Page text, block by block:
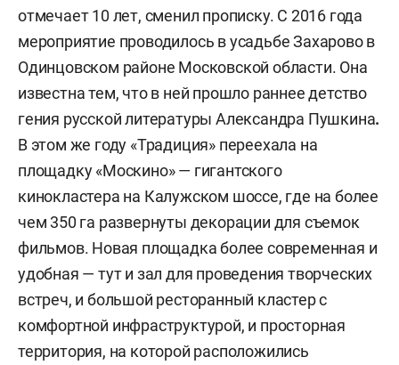
отмечает 10 лет, сменил прописку. С 2016 года
мероприятие проводилось в усадьбе Захарово в
Одинцовском районе Московской области. Она
известна тем, что в ней прошло раннее детство
гения русской литературы Александра Пушкина.
В этом же году «Традиция» переехала на
площадку «Москино» — гигантского
кинокластера на Калужском шоссе, где на более
чем 350 га развернуты декорации для съемок
фильмов. Новая площадка более современная и
удобная — тут и зал для проведения творческих
встреч, и большой ресторанный кластер с
комфортной инфраструктурой, и просторная
территория, на которой расположились